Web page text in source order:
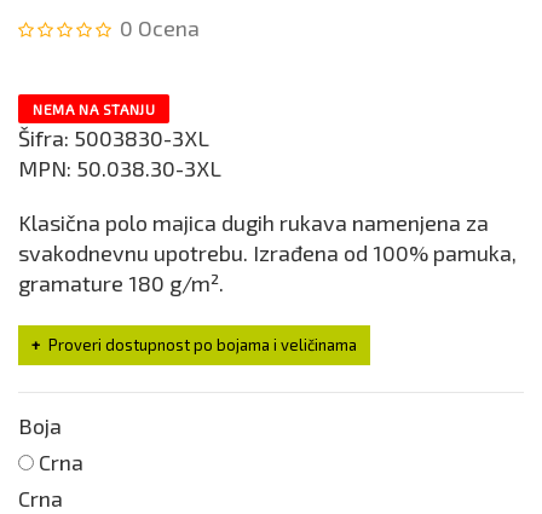
0 Ocena
NEMA NA STANJU
Šifra: 5003830-3XL
MPN: 50.038.30-3XL
Klasična polo majica dugih rukava namenjena za
svakodnevnu upotrebu. Izrađena od 100% pamuka,
gramature 180 g/m².
Proveri dostupnost po bojama i veličinama
Boja
Crna
Crna